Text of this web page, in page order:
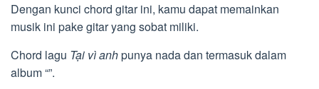
Dengan kunci chord gitar ini, kamu dapat memainkan
musik ini pake gitar yang sobat miliki.
Chord lagu Tại vì anhpunya nada dan termasuk dalam
album “”.